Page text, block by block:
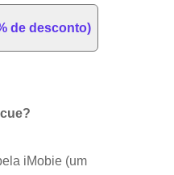
de desconto)
iMobie (um